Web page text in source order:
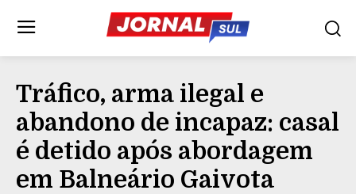
Tráfico, arma ilegal e
abandono de incapaz: casal
é detido após abordagem
em Balneário Gaivota